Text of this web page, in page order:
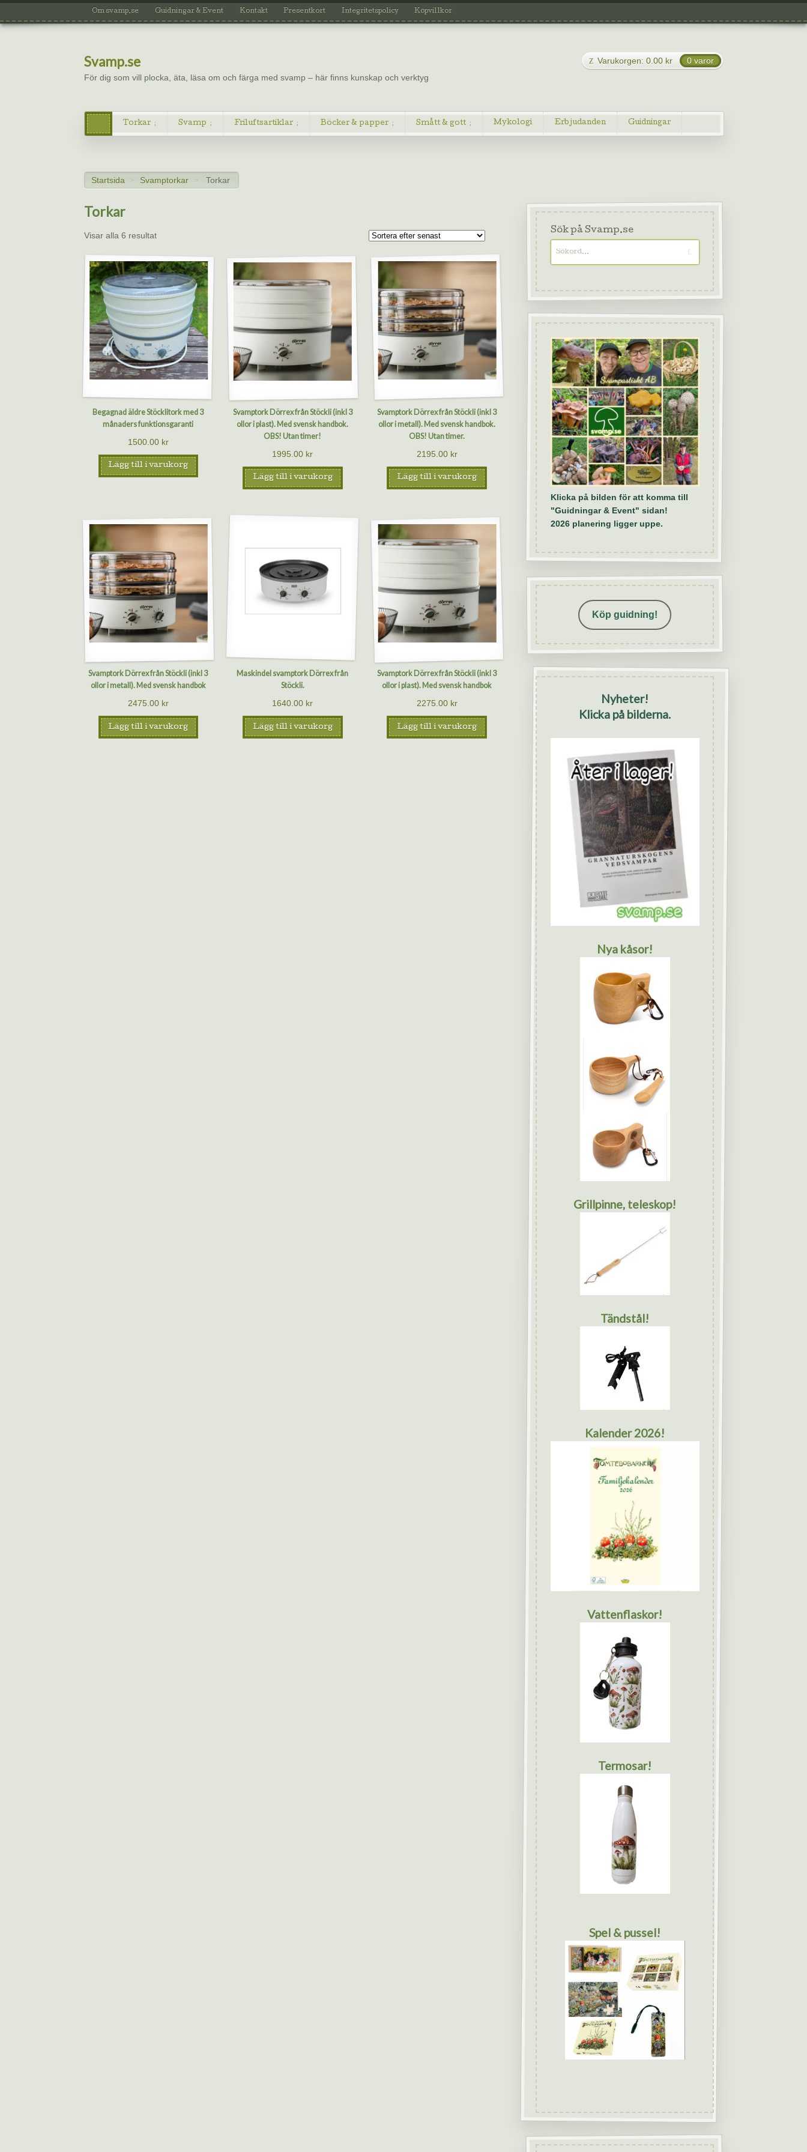
Om svamp.se Guidningar & Event Kontakt Presentkort Integritetspolicy Köpvillkor
Svamp.se
För dig som vill plocka, äta, läsa om och färga med svamp – här finns kunskap och verktyg
Varukorgen: 0.00 kr 0 varor
Torkar Svamp Friluftsartiklar Böcker & papper Smått & gott Mykologi Erbjudanden Guidningar
Startsida > Svamptorkar > Torkar
Torkar
Visar alla 6 resultat
Begagnad äldre Stöcklitork med 3
månaders funktionsgaranti
1500.00 kr
Lägg till i varukorg
Svamptork Dörrex från Stöckli (inkl 3
ollor i plast). Med svensk handbok.
OBS! Utan timer!
1995.00 kr
Lägg till i varukorg
Svamptork Dörrex från Stöckli (inkl 3
ollor i metall). Med svensk handbok.
OBS! Utan timer.
2195.00 kr
Lägg till i varukorg
Svamptork Dörrex från Stöckli (inkl 3
ollor i metall). Med svensk handbok
2475.00 kr
Lägg till i varukorg
Maskindel svamptork Dörrex från
Stöckli.
1640.00 kr
Lägg till i varukorg
Svamptork Dörrex från Stöckli (inkl 3
ollor i plast). Med svensk handbok
2275.00 kr
Lägg till i varukorg
Sök på Svamp.se
Klicka på bilden för att komma till
"Guidningar & Event" sidan!
2026 planering ligger uppe.
Köp guidning!
Nyheter!
Klicka på bilderna.
Nya kåsor!
Grillpinne, teleskop!
Tändstål!
Kalender 2026!
Vattenflaskor!
Termosar!
Spel & pussel!